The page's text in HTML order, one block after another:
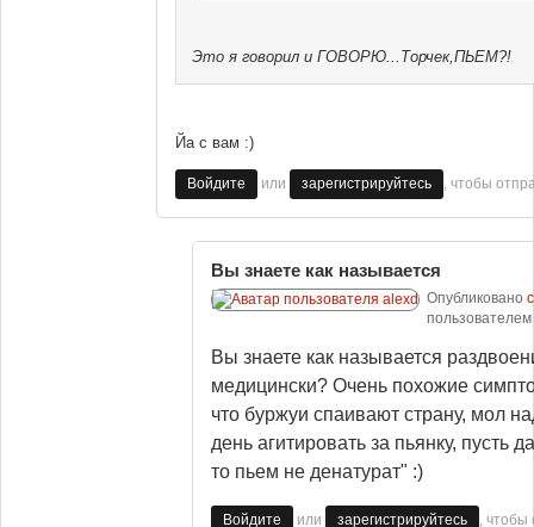
Это я говорил и ГОВОРЮ...Торчек,ПЬЕМ?!
Йа с вам :)
Войдите или зарегистрируйтесь , чтобы
Вы знаете как называется
Опубликовано
пользователем
Вы знаете как называется
медицински? Очень похожие
что буржуи спаивают страну, мол
день агитировать за пьянку, пусть
то пьем не денатурат" :)
Войдите или зарегистрируйтесь , чтобы